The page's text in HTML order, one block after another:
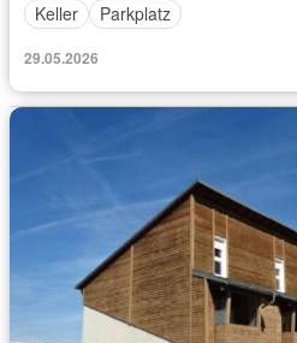
Keller
Parkplatz
29.05.2026